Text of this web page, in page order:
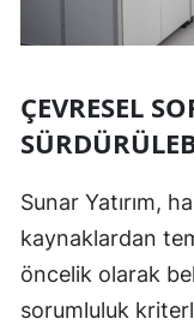
ÇEVRESEL
Sunar Yatırım,
kaynaklardan
öncelik olarak
sorumluluk